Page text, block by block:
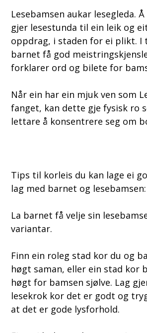
​Lesebamsen aukar lesegleda.
gjer lesestunda til ein leik og
oppdrag, i staden for ei plikt. I
barnet få god
forklarer ord og bilete for
​Når ein har ein mjuk ven som
fanget, kan dette gje fysisk ro
lettare å konsentrere seg om
Tips til korleis du kan lage ei
lag med barnet og lesebamsen:
La barnet få velje sin
variantar.
Finn ein roleg stad kor du og
høgt saman, eller ein stad kor
høgt for bamsen sjølve. Lag
lesekrok kor det er godt og
at det er gode lysforhold.